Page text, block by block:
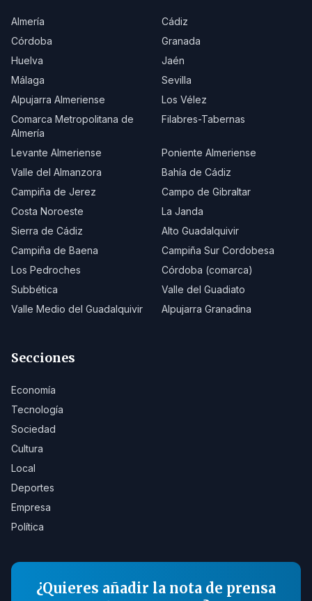
Almería
Cádiz
Córdoba
Granada
Huelva
Jaén
Málaga
Sevilla
Alpujarra Almeriense
Los Vélez
Comarca Metropolitana de
Almería
Filabres-Tabernas
Levante Almeriense
Poniente Almeriense
Valle del Almanzora
Bahía de Cádiz
Campiña de Jerez
Campo de Gibraltar
Costa Noroeste
La Janda
Sierra de Cádiz
Alto Guadalquivir
Campiña de Baena
Campiña Sur Cordobesa
Los Pedroches
Córdoba (comarca)
Subbética
Valle del Guadiato
Valle Medio del Guadalquivir
Alpujarra Granadina
Secciones
Economía
Tecnología
Sociedad
Cultura
Local
Deportes
Empresa
Política
¿Quieres añadir la nota de prensa